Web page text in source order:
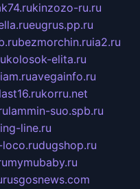
kinzozo-ru.ru
eugrus.pp.ru
bezmorchin.ruia2.ru
kolosok-elita.ru
avegainfo.ru
korru.net
lammin-suo.spb.ru
line.ru
dugshop.ru
mymubaby.ru
rusgosnews.com